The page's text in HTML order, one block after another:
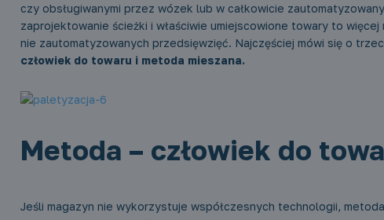
czy obsługiwanymi przez wózek lub w całkowicie
zaprojektowanie ścieżki i właściwie umiejscowione towary to
nie zautomatyzowanych przedsięwzięć. Najczęściej mówi się o
człowiek do towaru i metoda mieszana.
Metoda – człowiek do
Jeśli magazyn nie wykorzystuje współczesnych technologii,